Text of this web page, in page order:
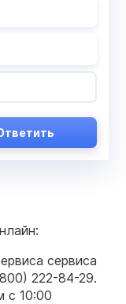
сервиса
222-84-29.
с 10:00